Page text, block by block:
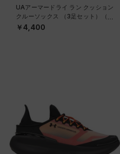
UAアーマードライ ラン クッション
クルーソックス （3足セット）（ラ
ンニング/UNISEX）
￥4,400